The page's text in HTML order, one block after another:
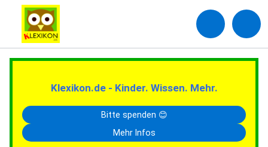
Klexikon.de - Kinder. Wissen. Mehr.
Bitte spenden 😊
Mehr Infos